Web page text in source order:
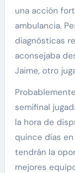
una acción
ambulancia.
diagnósticas
aconsejaba
Jaime, otro
semifinal
la hora de
quince días en
tendrán la
mejores